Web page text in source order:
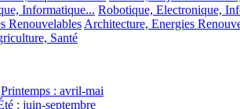
Informatique... Robotique, Electronique,
Renouvelables Architecture, Energies
Santé
Printemps : avril-mai
: juin-septembre